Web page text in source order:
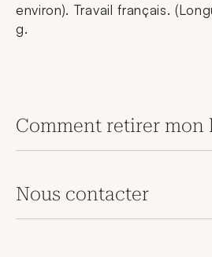
environ). Travail français.
g.
Comment retirer mon
Nous contacter